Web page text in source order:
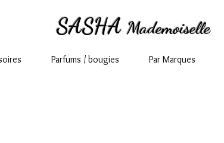
SASHA Mademoiselle
Parfums / bougies Par Marques